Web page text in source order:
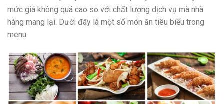
mức giá không quá cao so với chất lượng dịch vụ mà nhà
hàng mang lại. Dưới đây là một số món ăn tiêu biểu trong
menu: